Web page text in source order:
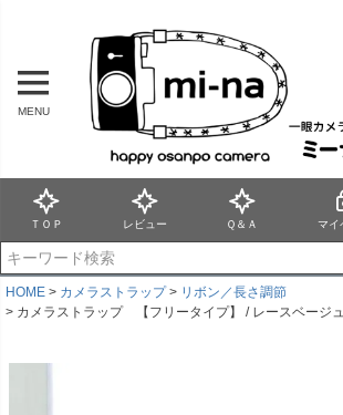
MENU
ＴＯＰ レビュー Ｑ＆Ａ マイ
HOME カメラストラップ
リボン／長さ調節
カメラストラップ 【フリータイプ】 / レースベージュ